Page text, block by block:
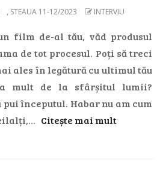
, STEAUA 11-12/2023 INTERVIU
film de-al tău, văd produsul
de tot procesul. Poți să treci
ales în legătură cu ultimul tău
mult de la sfârșitul lumii?
începutul. Habar nu am cum
Citește mai mult